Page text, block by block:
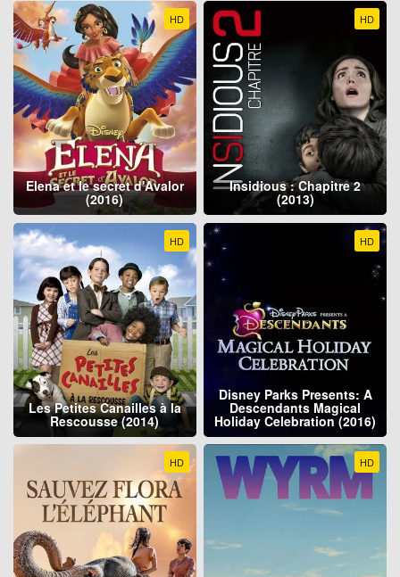
HD
Elena et le secret d'Avalor
(2016)
HD
Insidious : Chapitre 2
(2013)
HD
Les Petites Canailles à la
Rescousse (2014)
HD
Disney Parks Presents: A
Descendants Magical
Holiday Celebration (2016)
HD HD